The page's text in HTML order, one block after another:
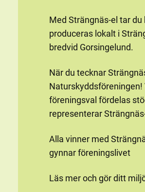
Med Strängnäs-el tar
produceras lokalt i
bredvid Gorsingelund.
När du tecknar
föreningsval fördelas
representerar
Alla vinner med
gynnar föreningslivet
Läs mer och gör ditt